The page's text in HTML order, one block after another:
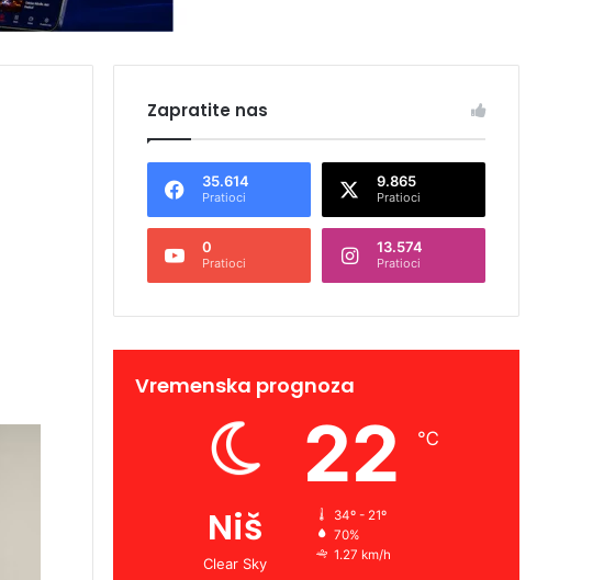
Zapratite nas
35.614
Pratioci
9.865
Pratioci
0
Pratioci
13.574
Pratioci
Vremenska prognoza
Niš
Clear Sky
22 ℃
34º - 21º
70%
1.27 km/h